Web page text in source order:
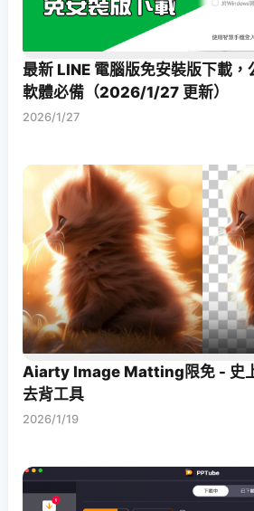
最新 LINE 電腦版免安裝版下載
軟體必備（2026/1/27 更新）
2026/1/27
Aiarty Image Matting限免 - 史
去背工具
2026/1/19